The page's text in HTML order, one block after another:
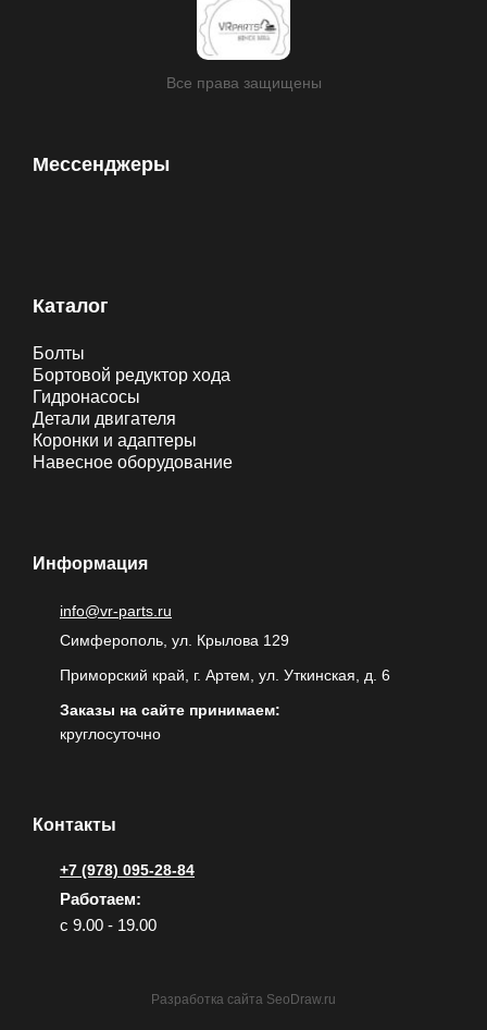
Все права защищены
Мессенджеры
Каталог
Болты
Бортовой редуктор хода
Гидронасосы
Детали двигателя
Коронки и адаптеры
Навесное оборудование
Информация
info@vr-parts.ru
Симферополь, ул. Крылова 129
Приморский край, г. Артем, ул. Уткинская, д. 6
Заказы на сайте принимаем:
круглосуточно
Контакты
+7 (978) 095-28-84
Работаем:
с 9.00 - 19.00
Разработка сайта SeoDraw.ru